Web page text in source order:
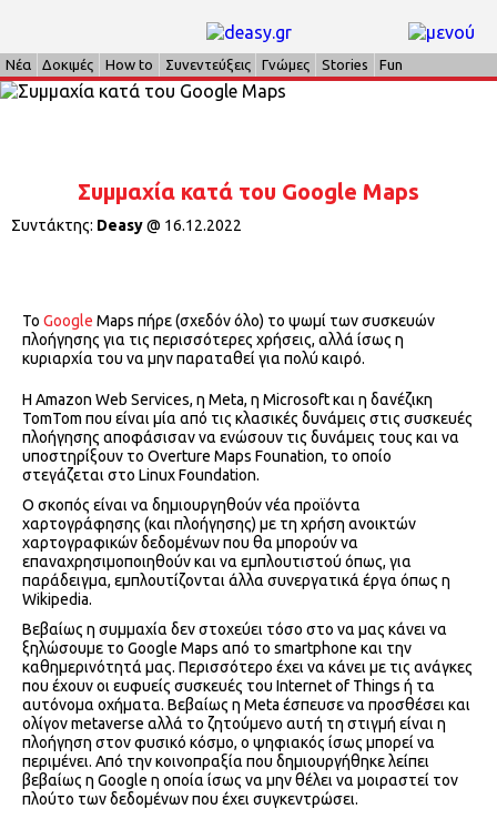
Νέα Δοκιμές How to Συνεντεύξεις Γνώμες Stories Fun
Συμμαχία κατά του Google Maps
Συντάκτης: Deasy@ 16.12.2022
Το Google Maps πήρε (σχεδόν όλο) το ψωμί των συσκευών
πλοήγησης για τις περισσότερες χρήσεις, αλλά ίσως η
κυριαρχία του να μην παραταθεί για πολύ καιρό.
Η Amazon Web Services, η Meta, η Microsoft και η δανέζικη
TomTom που είναι μία από τις κλασικές δυνάμεις στις συσκευές
πλοήγησης αποφάσισαν να ενώσουν τις δυνάμεις τους και να
υποστηρίξουν το Overture Maps Founation, το οποίο
στεγάζεται στο Linux Foundation.
Ο σκοπός είναι να δημιουργηθούν νέα προϊόντα
χαρτογράφησης (και πλοήγησης) με τη χρήση ανοικτών
χαρτογραφικών δεδομένων που θα μπορούν να
επαναχρησιμοποιηθούν και να εμπλουτιστού όπως, για
παράδειγμα, εμπλουτίζονται άλλα συνεργατικά έργα όπως η
Wikipedia.
Βεβαίως η συμμαχία δεν στοχεύει τόσο στο να μας κάνει να
ξηλώσουμε το Google Maps από το smartphone και την
καθημερινότητά μας. Περισσότερο έχει να κάνει με τις ανάγκες
που έχουν οι ευφυείς συσκευές του Internet of Things ή τα
αυτόνομα οχήματα. Βεβαίως η Meta έσπευσε να προσθέσει και
ολίγον metaverse αλλά το ζητούμενο αυτή τη στιγμή είναι η
πλοήγηση στον φυσικό κόσμο, ο ψηφιακός ίσως μπορεί να
περιμένει. Από την κοινοπραξία που δημιουργήθηκε λείπει
βεβαίως η Google η οποία ίσως να μην θέλει να μοιραστεί τον
πλούτο των δεδομένων που έχει συγκεντρώσει.